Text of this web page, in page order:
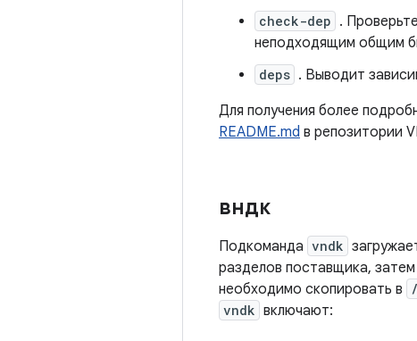
check-dep .
неподходящим общим
deps . Выводит
Для получения более
README.md в репозитории
вндк
Подкоманда vndk
разделов поставщика,
необходимо скопировать в
vndk включают: